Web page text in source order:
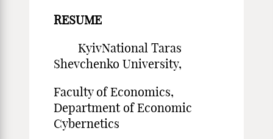
RESUME
KyivNational Taras
Shevchenko University,
Faculty of Economics,
Department of Economic
Cybernetics